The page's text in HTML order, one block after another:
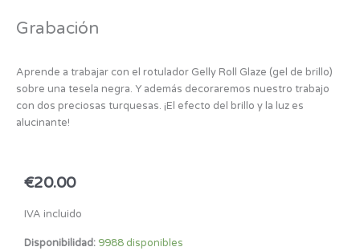
Grabación
Aprende a trabajar con el rotulador Gelly Roll Glaze (gel de brillo)
sobre una tesela negra. Y además decoraremos nuestro trabajo
con dos preciosas turquesas. ¡El efecto del brillo y la luz es
alucinante!
€20.00
IVA incluido
Disponibilidad: 9988 disponibles